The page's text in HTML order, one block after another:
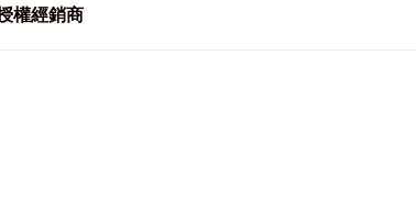
權經銷商